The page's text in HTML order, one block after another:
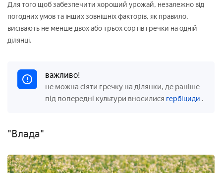
Для того щоб забезпечити хороший урожай, незалежно від
погодних умов та інших зовнішніх факторів, як правило,
висівають не менше двох або трьох сортів гречки на одній
ділянці.
важливо!
не можна сіяти гречку на ділянки, де раніше
під попередні культури вносилися гербіциди .
"Влада"